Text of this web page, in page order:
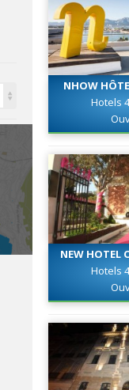
NHOW
Hotels
NEW HOTEL
Hotels